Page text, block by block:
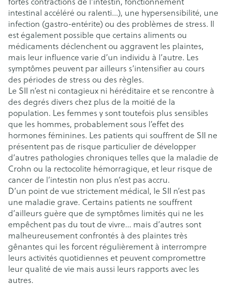
intestinal accéléré ou ralenti…), une hypersensibilité, une
infection (gastro-entérite) ou des problèmes de stress. Il
est également possible que certains aliments ou
médicaments déclenchent ou aggravent les plaintes,
mais leur influence varie d’un individu à l’autre. Les
symptômes peuvent par ailleurs s’intensifier au cours
des périodes de stress ou des règles.
Le SII n’est ni contagieux ni héréditaire et se rencontre à
des degrés divers chez plus de la moitié de la
population. Les femmes y sont toutefois plus sensibles
que les hommes, probablement sous l’effet des
hormones féminines. Les patients qui souffrent de SII ne
présentent pas de risque particulier de développer
d’autres pathologies chroniques telles que la maladie de
Crohn ou la rectocolite hémorragique, et leur risque de
cancer de l’intestin non plus n’est pas accru.
D’un point de vue strictement médical, le SII n’est pas
une maladie grave. Certains patients ne souffrent
d’ailleurs guère que de symptômes limités qui ne les
empêchent pas du tout de vivre… mais d’autres sont
malheureusement confrontés à des plaintes très
gênantes qui les forcent régulièrement à interrompre
leurs activités quotidiennes et peuvent compromettre
leur qualité de vie mais aussi leurs rapports avec les
autres.